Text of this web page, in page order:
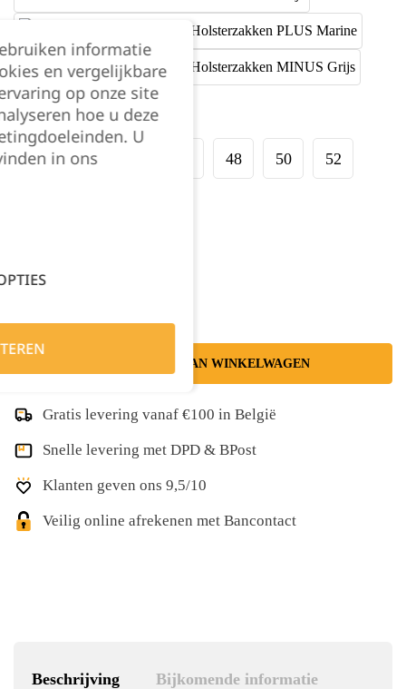
Maat:
40 42 48 50 52
TOEVOEGEN AAN WINKELWAGEN
Gratis levering vanaf €100 in België
Snelle levering met DPD & BPost
Klanten geven ons 9,5/10
Veilig online afrekenen met Bancontact
Beschrijving Bijkomende informatie
informatie
en vergelijkbare
op onze site
hoe u deze
U
in ons